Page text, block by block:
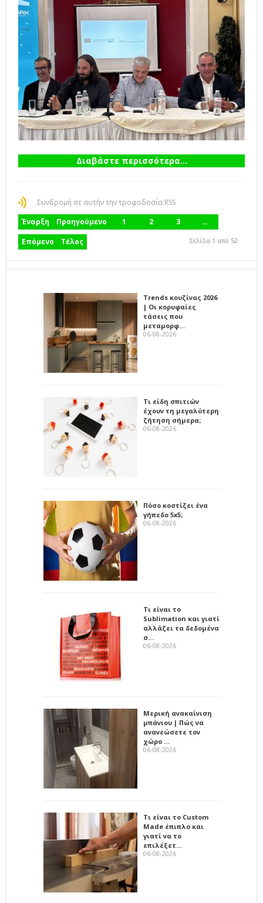
Διαβάστε περισσότερα...
Συνδρομή σε αυτήν την τροφοδοσία RSS
Έναρξη
Προηγούμενο 1 2 3
…
Επόμενο
Τέλος Σελίδα 1 από 52
Trends κουζίνας 2026
| Οι κορυφαίες
τάσεις που
μεταμορφ…
06-08-2026
Τι είδη σπιτιών
έχουν τη μεγαλύτερη
ζήτηση σήμερα;
06-08-2026
Πόσο κοστίζει ένα
γήπεδο 5x5;
06-08-2026
Τι είναι το
Sublimation και γιατί
αλλάζει τα δεδομένα
σ…
06-08-2026
Μερική ανακαίνιση
μπάνιου | Πώς να
ανανεώσετε τον
χώρο …
06-08-2026
Τι είναι το Custom
Made έπιπλο και
γιατί να το
επιλέξετ…
06-08-2026